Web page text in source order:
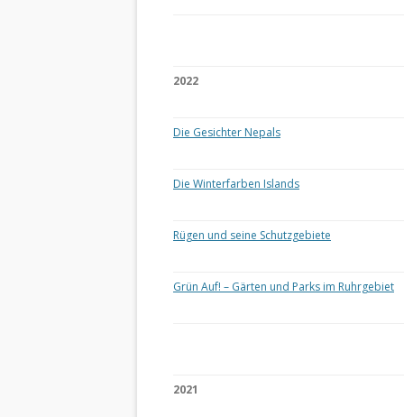
2022
Die Gesichter Nepals
Die Winterfarben Islands
Rügen und seine Schutzgebiete
Grün Auf! – Gärten und Parks im Ruhrgebiet
2021